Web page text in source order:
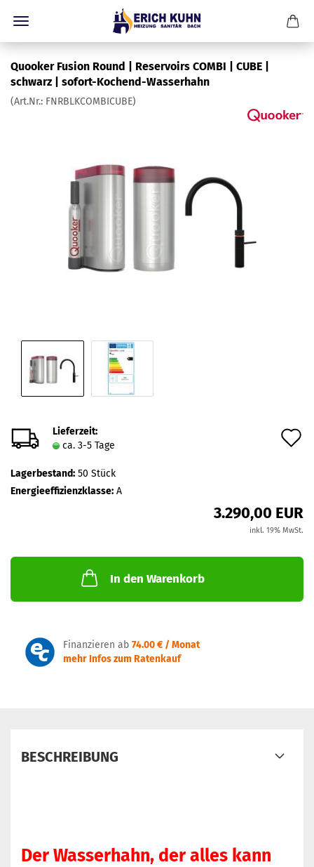
Quooker Fusion Round | Reservoirs COMBI | CUBE |
schwarz | sofort-Kochend-Wasserhahn
(Art.Nr.: FNRBLKCOMBICUBE)
Lieferzeit:
ca. 3-5 Tage
Lagerbestand: 50 Stück
Energieeffizienzklasse: A
3.290,00 EUR
inkl. 19% MwSt.
In den Warenkorb
Finanzieren ab 74.00 € / Monat
mehr Infos zum Ratenkauf
BESCHREIBUNG
Der Wasserhahn, der alles kann